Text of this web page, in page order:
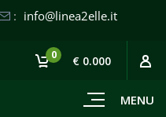
: info@linea2elle.it
MENU
0 € 0.000